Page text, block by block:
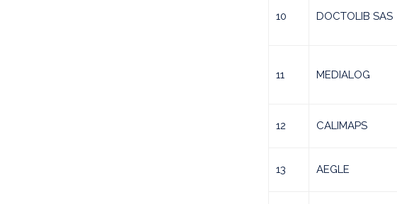
10 DOCTOLIB SAS
11 MEDIALOG
12 CALIMAPS
13 AEGLE